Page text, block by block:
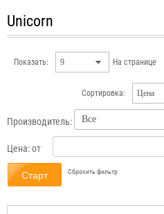
Unicorn
Показать: На странице
Сортировка:
Производитель:
Цена:от
Сбросить фильтр